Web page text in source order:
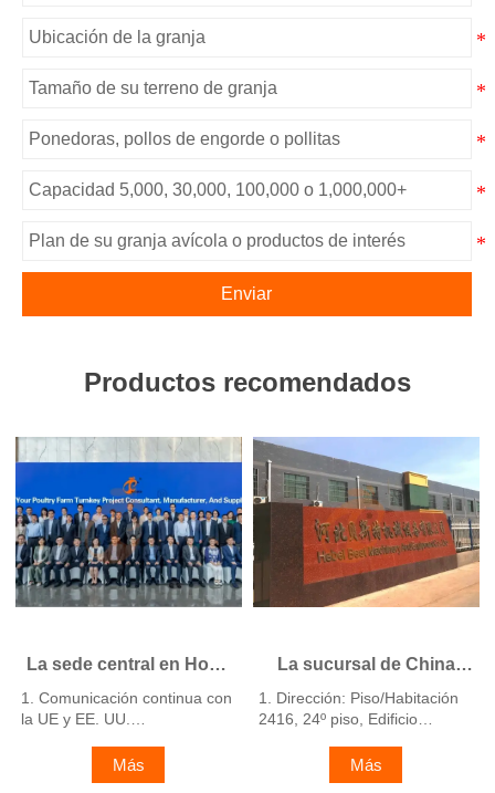
Enviar
Productos recomendados
La sede central en Hong
Kong ofrece soluciones
para granjas avícolas
la UE y fabrica equipos
para granjas avícolas
1. Comunicación continua con
la UE y EE. UU.
en China, Nigeria, Etiopía y
Más
La sucursal de China
ofrece un plan de
negocio para granjas
equipos para granjas
avícolas
1. Dirección: Piso/Habitación
2416, 24º piso, Edificio
Ciudad de Shijiazhuang,
Provincia de Hebei, China
Más